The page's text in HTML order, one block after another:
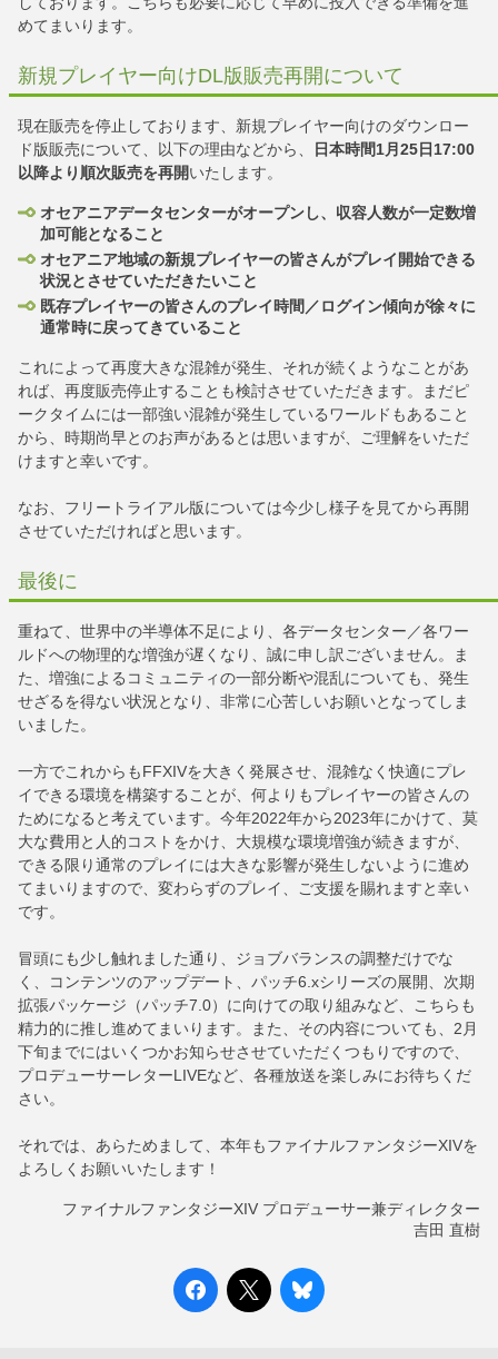
めてまいります。
新規プレイヤー向けDL版販売再開について
現在販売を停止しております、新規プレイヤー向けのダウンロー
ド版販売について、以下の理由などから、
日本時間1月25日17:00
以降より順次販売を再開いたします。
オセアニアデータセンターがオープンし、収容人数が一定数増
加可能となること
オセアニア地域の新規プレイヤーの皆さんがプレイ開始できる
状況とさせていただきたいこと
既存プレイヤーの皆さんのプレイ時間／ログイン傾向が徐々に
通常時に戻ってきていること
これによって再度大きな混雑が発生、それが続くようなことがあ
れば、再度販売停止することも検討させていただきます。まだピ
ークタイムには一部強い混雑が発生しているワールドもあること
から、時期尚早とのお声があるとは思いますが、ご理解をいただ
けますと幸いです。
なお、フリートライアル版については今少し様子を見てから再開
させていただければと思います。
最後に
重ねて、世界中の半導体不足により、各データセンター／各ワー
ルドへの物理的な増強が遅くなり、誠に申し訳ございません。ま
た、増強によるコミュニティの一部分断や混乱についても、発生
せざるを得ない状況となり、非常に心苦しいお願いとなってしま
いました。
一方でこれからもFFXIVを大きく発展させ、混雑なく快適にプレ
イできる環境を構築することが、何よりもプレイヤーの皆さんの
ためになると考えています。今年2022年から2023年にかけて、莫
大な費用と人的コストをかけ、大規模な環境増強が続きますが、
できる限り通常のプレイには大きな影響が発生しないように進め
てまいりますので、変わらずのプレイ、ご支援を賜れますと幸い
です。
冒頭にも少し触れました通り、ジョブバランスの調整だけでな
く、コンテンツのアップデート、パッチ6.xシリーズの展開、次期
拡張パッケージ（パッチ7.0）に向けての取り組みなど、こちらも
精力的に推し進めてまいります。また、その内容についても、2月
下旬までにはいくつかお知らせさせていただくつもりですので、
プロデューサーレターLIVEなど、各種放送を楽しみにお待ちくだ
さい。
それでは、あらためまして、本年もファイナルファンタジーXIVを
よろしくお願いいたします！
ファイナルファンタジーXIV プロデューサー兼ディレクター
吉田 直樹